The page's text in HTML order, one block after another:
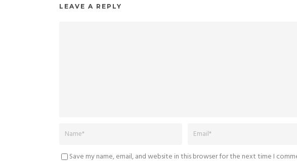
LEAVE A REPLY
Save my name, email, and website in this browser for the next time I